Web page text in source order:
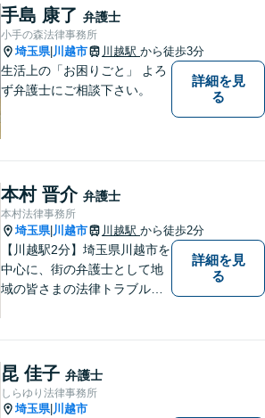
よう尽力します。お困りごと
があれば、お気軽にご連絡く
ださい。
手島 康了 弁護士
小手の森法律事務所
埼玉県| 川越市 川越駅 から徒歩3分
生活上の「お困りごと」 よろ
ず弁護士にご相談下さい。
詳細を見
る
本村 晋介 弁護士
本村法律事務所
埼玉県| 川越市 川越駅 から徒歩2分
【川越駅2分】埼玉県川越市を
中心に、街の弁護士として地
域の皆さまの法律トラブル解
どうぞお気軽にご相談くださ
い。
詳細を見
る
昆 佳子 弁護士
しらゆり法律事務所
埼玉県| 川越市